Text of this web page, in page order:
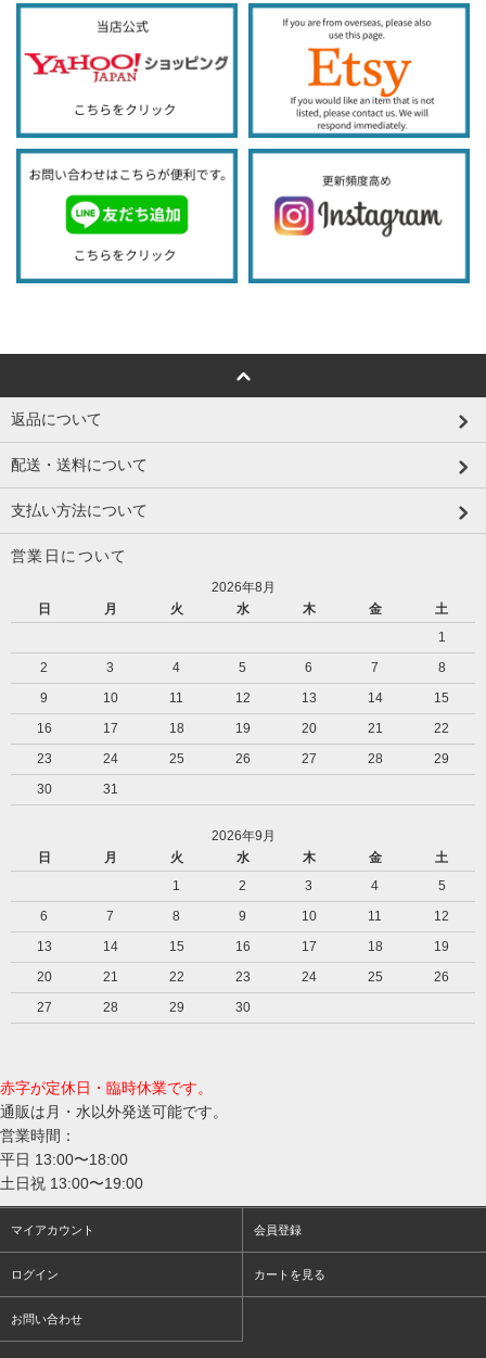
返品について
配送・送料について
支払い方法について
営業日について
2026年8月
日
月 火 水 木 金
土
1
2
3 4 5 6 7
8
9
10 11 12 13 14
15
16
17 18 19 20 21
22
23
24 25 26 27 28
29
30
31
2026年9月
日
月 火 水 木 金
土
1
2 3 4
5
6
7 8 9 10 11
12
13
14 15 16 17 18
19
20
21 22 23 24 25
26
27
28 29 30
赤字が定休日・臨時休業です。
通販は月・水以外発送可能です。
営業時間：
平日 13:00〜18:00
土日祝 13:00〜19:00
マイアカウント 会員登録
ログイン カートを見る
お問い合わせ